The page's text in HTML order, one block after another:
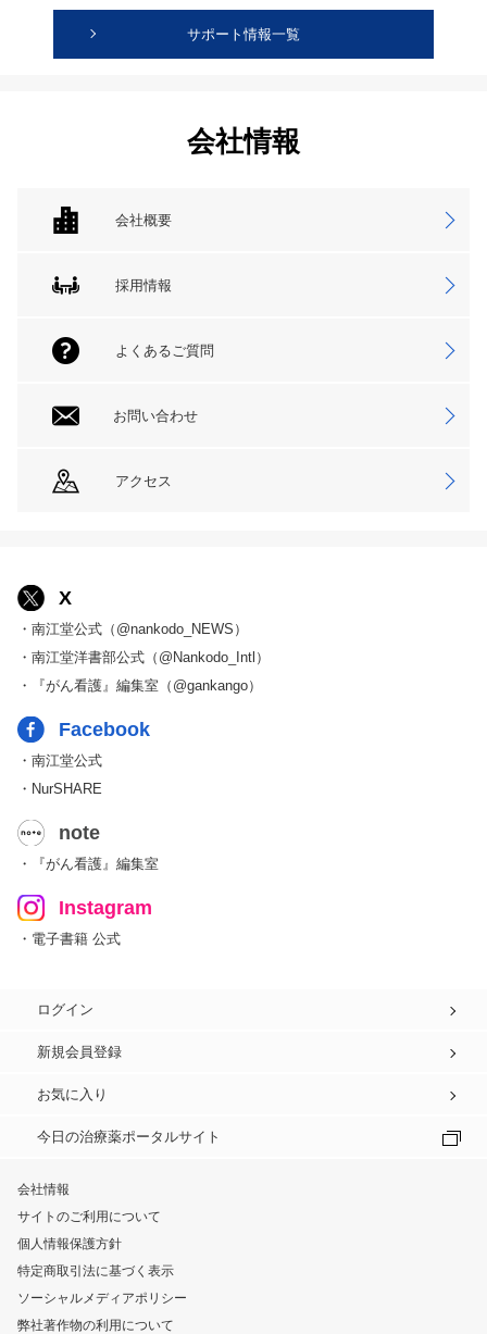
サポート情報一覧
会社情報
会社概要
採用情報
よくあるご質問
お問い合わせ
アクセス
X
・南江堂公式（@nankodo_NEWS）
・南江堂洋書部公式（@Nankodo_Intl）
・『がん看護』編集室（@gankango）
Facebook
・南江堂公式
・NurSHARE
note
・『がん看護』編集室
Instagram
・電子書籍 公式
ログイン
新規会員登録
お気に入り
今日の治療薬ポータルサイト
会社情報
サイトのご利用について
個人情報保護方針
特定商取引法に基づく表示
ソーシャルメディアポリシー
弊社著作物の利用について